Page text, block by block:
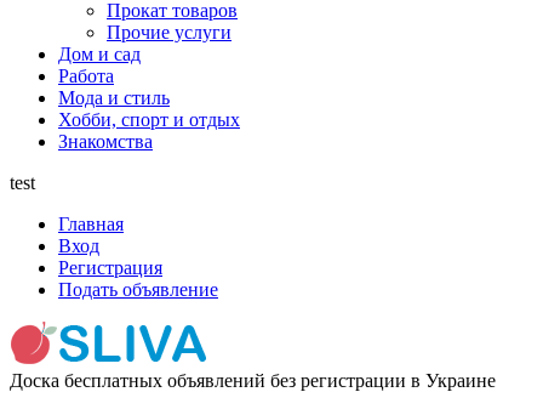
Прокат товаров
Прочие услуги
Дом и сад
Работа
Мода и стиль
Хобби, спорт и отдых
Знакомства
test
Главная
Вход
Регистрация
Подать объявление
Доска бесплатных объявлений без регистрации в Украине